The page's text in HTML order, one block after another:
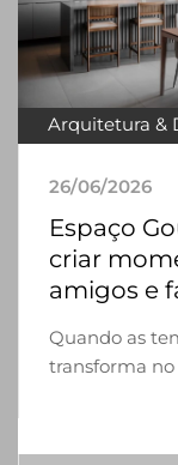
Arquitetura &
26/06/2026
Espaço
criar
amigos e
Quando as
transforma no